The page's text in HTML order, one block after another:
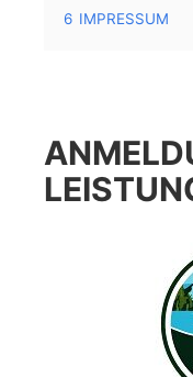
6 IMPRESSUM